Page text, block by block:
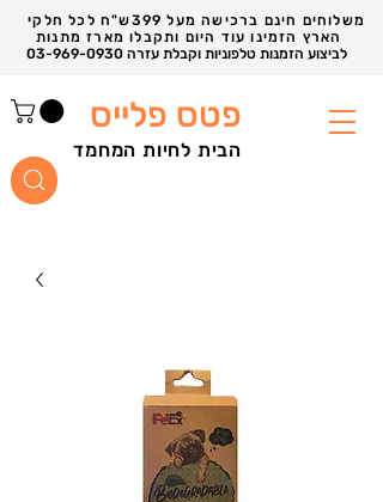
משלוחים חינם ברכישה מעל 399ש"ח לכל חלקי
פטס פלייס
הבית לחיות המחמד